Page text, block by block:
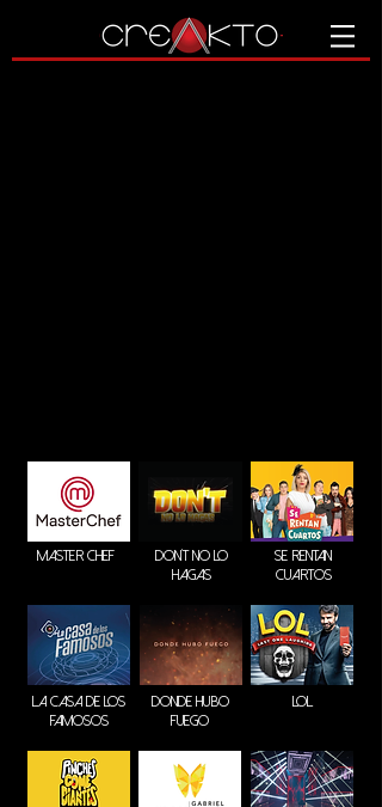
Master Chef
don´t no lo
hagas
Se rentan
cuartos
la casa de los
famosos
donde hubo
fuego
lol